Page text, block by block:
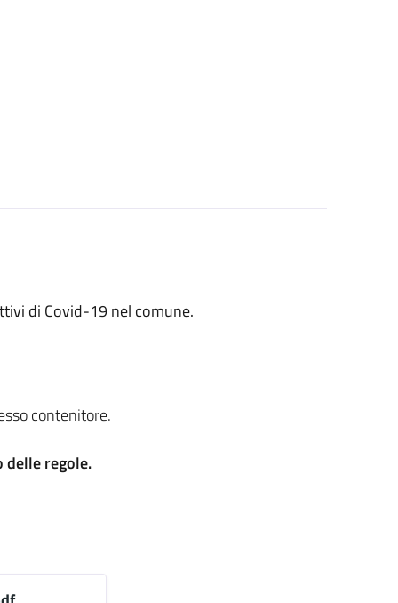
di Covid-19 nel comune.
contenitore.
delle regole.